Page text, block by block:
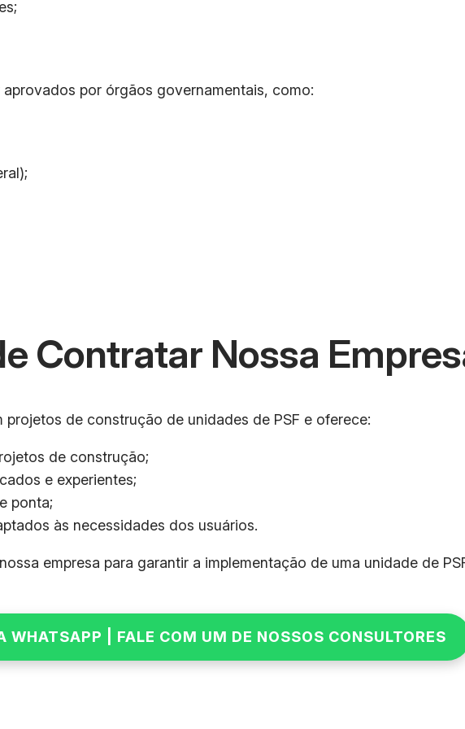
por órgãos governamentais, como:
Contratar Nossa
projetos de construção de unidades de PSF e oferece:
de construção;
e experientes;
ponta;
às necessidades dos usuários.
empresa para garantir a implementação de uma unidade de